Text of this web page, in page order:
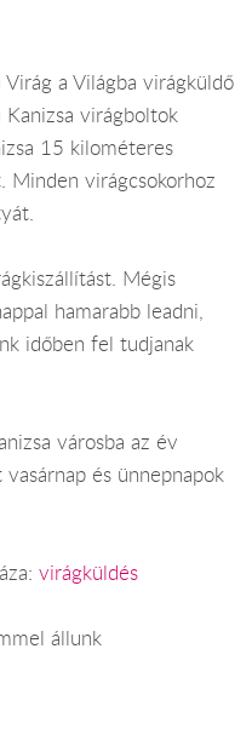
a Világba virágküldő
Kanizsa virágboltok
15 kilométeres
virágcsokorhoz
Mégis
hamarabb leadni,
időben fel tudjanak
városba az év
és ünnepnapok
virágküldés
állunk